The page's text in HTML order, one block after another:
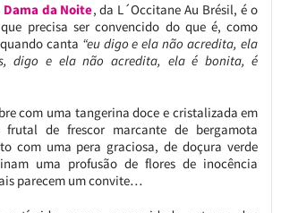
Dama da Noite, da L´Occitane Au Brésil, é o
precisa ser convencido do que é, como
canta “eu digo e ela não acredita, ela
digo e ela não acredita, ela é bonita, é
com uma tangerina doce e cristalizada em
de frescor marcante de bergamota
com uma pera graciosa, de doçura verde
uma profusão de flores de inocência
parecem um convite…